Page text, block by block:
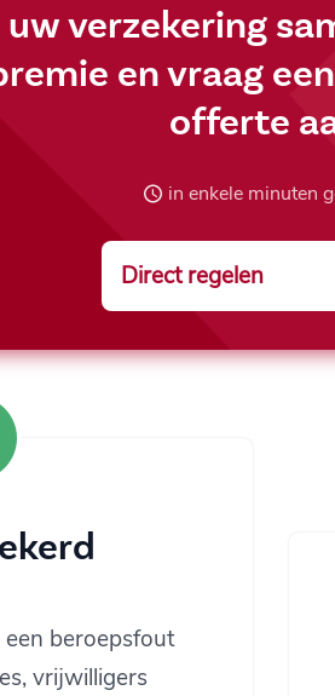
verzekering
en vraag
offerte
in enkele minuten
Direct regelen
beroepsfout
vrijwilligers